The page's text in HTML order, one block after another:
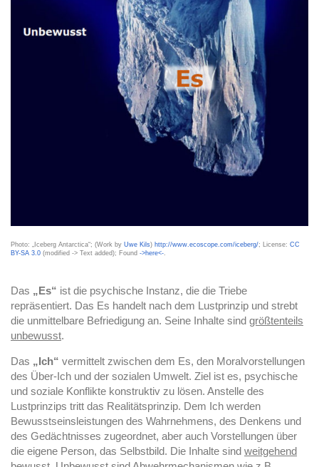
Photo: „Iceberg Antarctica“; (Work by Uwe Kils) http://www.ecoscope.com/iceberg/; License: CC
BY-SA 3.0 (modified -> Text added); Found ->here<-
Das „Es“ ist die psychische Instanz, die die Triebe
repräsentiert. Das Es handelt nach dem Lustprinzip und strebt
die unmittelbare Befriedigung an. Seine Inhalte sind größtenteils
unbewusst.
Das „Ich“ vermittelt zwischen dem Es, den Moralvorstellungen
des Über-Ich und der sozialen Umwelt. Ziel ist es, psychische
und soziale Konflikte konstruktiv zu lösen. Anstelle des
Lustprinzips tritt das Realitätsprinzip. Dem Ich werden
Bewusstseinsleistungen des Wahrnehmens, des Denkens und
des Gedächtnisses zugeordnet, aber auch Vorstellungen über
die eigene Person, das Selbstbild. Die Inhalte sind weitgehend